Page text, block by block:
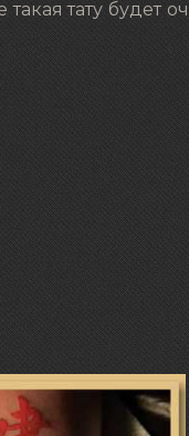
тату будет